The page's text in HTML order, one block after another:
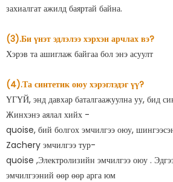
захиалгат ажилд баяртай байна.
(3).Би үнэт эдлэлээ хэрхэн арчлах вэ?
Хэрэв та ашиглаж байгаа бол энэ асуулт
(4).Та синтетик оюу хэрэглэдэг үү?
ҮГҮЙ, энд давхар баталгаажуулна уу, бид
Жинхэнэ аялал хийх -
quoise, бий болгох эмчилгээ оюу,
Zachery эмчилгээ тур-
quoise ,Электролизийн эмчилгээ оюу .
эмчилгээний өөр өөр арга юм